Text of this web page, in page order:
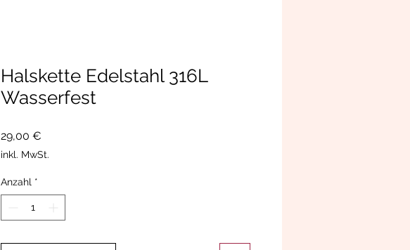
Halskette Edelstahl 316L
Wasserfest
29,00 €
inkl. MwSt.
Anzahl *